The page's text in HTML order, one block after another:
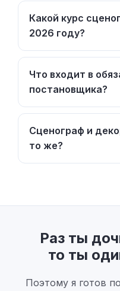
Какой курс
2026 году?
Что входит в
постановщика?
Сценограф и
то же?
Раз ты
то ты
Поэтому я готов